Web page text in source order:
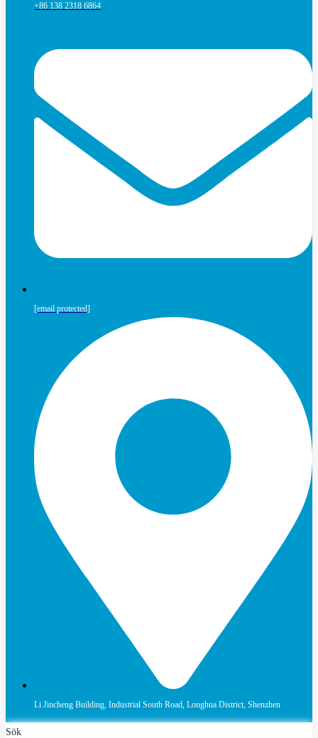
+86 138 2318 6864
[email protected]
Li Jincheng Building, Industrial South Road, Longhua District, Shenzhen
Sök